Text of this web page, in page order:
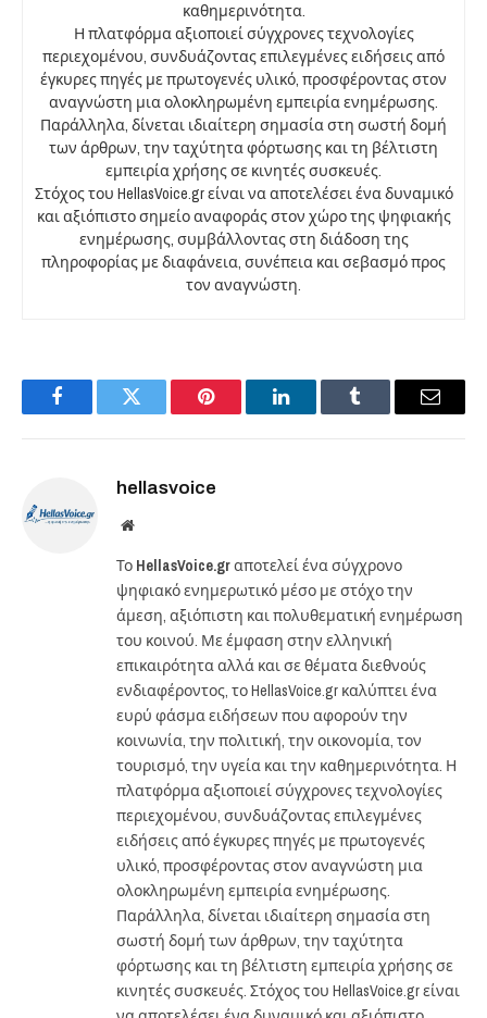
καθημερινότητα.
Η πλατφόρμα αξιοποιεί σύγχρονες τεχνολογίες
περιεχομένου, συνδυάζοντας επιλεγμένες ειδήσεις από
έγκυρες πηγές με πρωτογενές υλικό, προσφέροντας στον
αναγνώστη μια ολοκληρωμένη εμπειρία ενημέρωσης.
Παράλληλα, δίνεται ιδιαίτερη σημασία στη σωστή δομή
των άρθρων, την ταχύτητα φόρτωσης και τη βέλτιστη
εμπειρία χρήσης σε κινητές συσκευές.
Στόχος του HellasVoice.gr είναι να αποτελέσει ένα δυναμικό
και αξιόπιστο σημείο αναφοράς στον χώρο της ψηφιακής
ενημέρωσης, συμβάλλοντας στη διάδοση της
πληροφορίας με διαφάνεια, συνέπεια και σεβασμό προς
τον αναγνώστη.
FacebookTwitter Pinterest LinkedInTumblr Email
hellasvoice
Website
Το HellasVoice.grαποτελεί ένα σύγχρονο
ψηφιακό ενημερωτικό μέσο με στόχο την
άμεση, αξιόπιστη και πολυθεματική ενημέρωση
του κοινού. Με έμφαση στην ελληνική
επικαιρότητα αλλά και σε θέματα διεθνούς
ενδιαφέροντος, το HellasVoice.gr καλύπτει ένα
ευρύ φάσμα ειδήσεων που αφορούν την
κοινωνία, την πολιτική, την οικονομία, τον
τουρισμό, την υγεία και την καθημερινότητα. Η
πλατφόρμα αξιοποιεί σύγχρονες τεχνολογίες
περιεχομένου, συνδυάζοντας επιλεγμένες
ειδήσεις από έγκυρες πηγές με πρωτογενές
υλικό, προσφέροντας στον αναγνώστη μια
ολοκληρωμένη εμπειρία ενημέρωσης.
Παράλληλα, δίνεται ιδιαίτερη σημασία στη
σωστή δομή των άρθρων, την ταχύτητα
φόρτωσης και τη βέλτιστη εμπειρία χρήσης σε
κινητές συσκευές. Στόχος του HellasVoice.gr είναι